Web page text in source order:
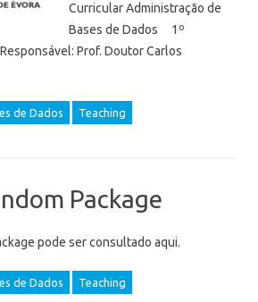
Curricular Administração de
Bases de Dados 1º
Prof. Doutor Carlos
de Dados Teaching
Package
pode ser consultado aqui.
de Dados Teaching